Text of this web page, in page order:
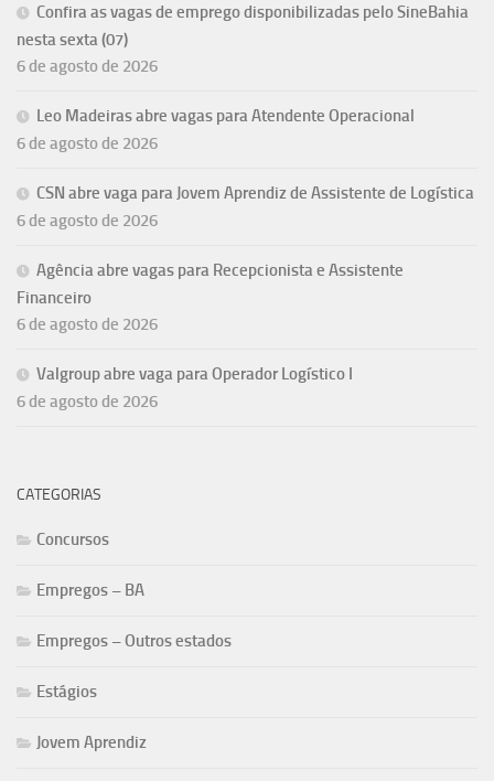
Confira as vagas de emprego disponibilizadas pelo SineBahia
nesta sexta (07)
6 de agosto de 2026
Leo Madeiras abre vagas para Atendente Operacional
6 de agosto de 2026
CSN abre vaga para Jovem Aprendiz de Assistente de Logística
6 de agosto de 2026
Agência abre vagas para Recepcionista e Assistente
Financeiro
6 de agosto de 2026
Valgroup abre vaga para Operador Logístico I
6 de agosto de 2026
CATEGORIAS
Concursos
Empregos – BA
Empregos – Outros estados
Estágios
Jovem Aprendiz